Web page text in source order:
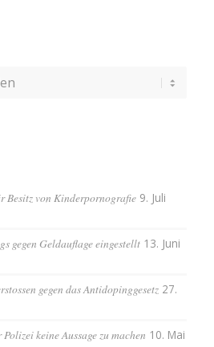
Besitz von Kinderpornografie 9. Juli
gegen Geldauflage eingestellt 13. Juni
gegen das Antidopinggesetz 27.
keine Aussage zu machen 10. Mai